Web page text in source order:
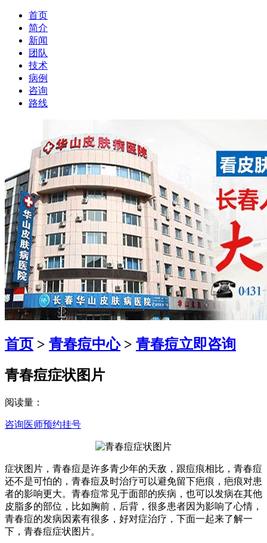
首页
简介
新闻
团队
技术
病例
咨询
路线
首页 > 青春痘中心> 青春痘立即咨询
青春痘症状图片
阅读量：
咨询医师预约挂号
症状图片，青春痘是许多青少年的天敌，跟痘痕相比，青春痘
还不是可怕的，青春痘及时治疗可以避免留下疤痕，疤痕对患
者的影响更大。青春痘常见于面部的疾病，也可以发病在其他
皮脂多的部位，比如胸前，后背，很多患者因为影响了心情，
青春痘的发病因素有很多，好对症治疗，下面一起来了解一
下，青春痘症状图片。